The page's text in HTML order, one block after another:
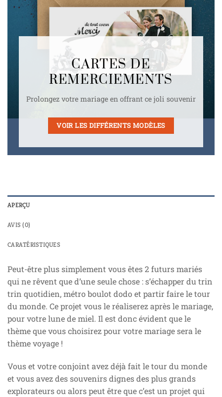
CARTES DE
REMERCIEMENTS
Prolongez votre mariage en offrant ce joli souvenir
VOIR LES DIFFÉRENTS MODÈLES
APERÇU
AVIS (0)
CARATÉRISTIQUES
Peut-être plus simplement vous êtes 2 futurs mariés
qui ne rêvent que d’une seule chose : s’échapper du trin
trin quotidien, métro boulot dodo et partir faire le tour
du monde. Ce projet vous le réaliserez après le mariage,
pour votre lune de miel. Il est donc évident que le
thème que vous choisirez pour votre mariage sera le
thème voyage !
Vous et votre conjoint avez déjà fait le tour du monde
et vous avez des souvenirs dignes des plus grands
explorateurs ou alors peut être que c’est un projet qui